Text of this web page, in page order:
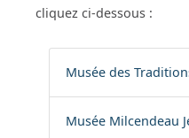
cliquez ci-dessous :
Musée des
Musée Milcendeau